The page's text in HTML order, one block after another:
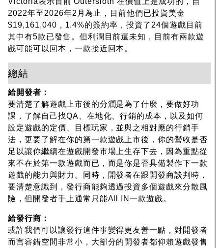
2022年至2026年2月為止，目前他們已投資美金
$19,161,040，1.4%的簽約率，投資了24個遊戲目前
其中有5款已發售。但利潤目前還未知，目前有兩款遊
戲可能可以回本，一款接近回本。
總結
給開發者：
要清楚了解遊戲上市後的分潤是為了什麼，要做好功
課，了解自己找QA、在地化、行銷的成本，以及如何
設定遊戲的定價、目標玩家，並與之相對應的行銷手
法，更要了解在你的第一款遊戲上市後，你的營收是否
足以讓你繼續在遊戲開發市場上生存下去，因為重點從
來不在於第一款遊戲而已，而是你是否具備製作下一款
遊戲的能力與財力。同時，開發者在跟開發商談判時，
要清楚意識到，發行商能夠透過投資多個遊戲來分散風
險，但開發者手上通常只能All IN一款遊戲。
給發行商：
或許我們可以讓發行這件事變得更友善一點，對開發者
而言容錯空間非常小，大部分的開發者都仰賴遊戲發售